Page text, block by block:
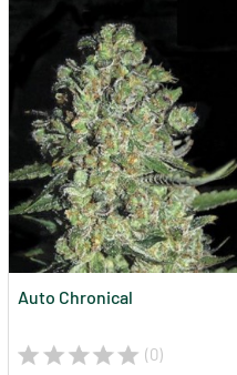
Auto Chronical
(0)